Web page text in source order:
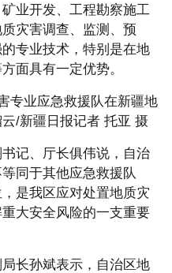
业开发、工程勘察施工
灾害调查、监测、预
专业技术，特别是在地
面具有一定优势。
专业应急救援队在新疆地
/新疆日报记者 托亚 摄
记、厅长俱伟说，自治
同于其他应急救援队
是我区应对处置地质灾
大安全风险的一支重要
长孙斌表示，自治区地